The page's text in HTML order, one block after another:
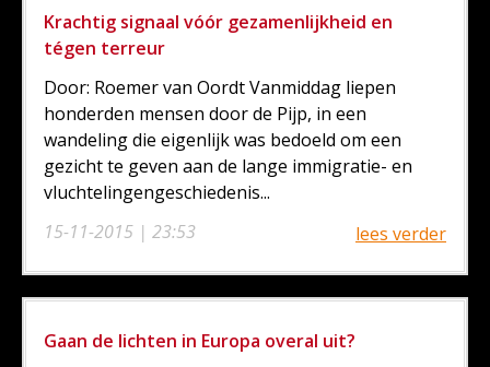
Krachtig signaal vóór gezamenlijkheid en
tégen terreur
15-11-2015 | 23:53
Door: Roemer van Oordt Vanmiddag liepen
honderden mensen door de Pijp, in een
wandeling die eigenlijk was bedoeld om een
gezicht te geven aan de lange immigratie- en
vluchtelingengeschiedenis...
lees verder
Gaan de lichten in Europa overal uit?